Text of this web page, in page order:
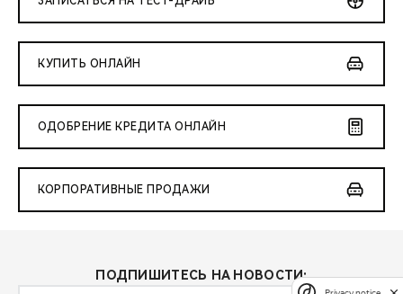
КУПИТЬ ОНЛАЙН
ОДОБРЕНИЕ КРЕДИТА ОНЛАЙН
КОРПОРАТИВНЫЕ ПРОДАЖИ
ПОДПИШИТЕСЬ НА НОВОСТИ: